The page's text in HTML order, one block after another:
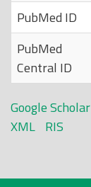
PubMed ID
PubMed
Central ID
Google Scholar
XML RIS